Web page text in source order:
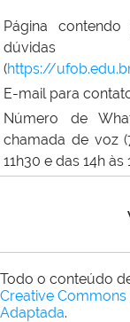
Página
(https://
E-mail para
Número de
chamada de voz
11h30 e das 14h às
Todo o conteúdo
Creative
Adaptada.